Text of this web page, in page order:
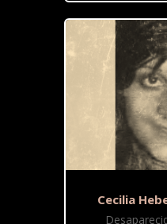
Cecilia